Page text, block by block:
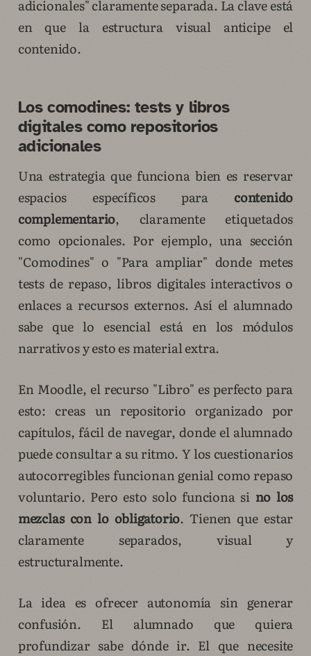
adicionales" claramente separada. La clave está
en que la estructura visual anticipe el
contenido.
Los comodines: tests y libros
digitales como repositorios
adicionales
Una estrategia que funciona bien es reservar
espacios específicos para contenido
complementario, claramente etiquetados
como opcionales. Por ejemplo, una sección
"Comodines" o "Para ampliar" donde metes
tests de repaso, libros digitales interactivos o
enlaces a recursos externos. Así el alumnado
sabe que lo esencial está en los módulos
narrativos y esto es material extra.
En Moodle, el recurso "Libro" es perfecto para
esto: creas un repositorio organizado por
capítulos, fácil de navegar, donde el alumnado
puede consultar a su ritmo. Y los cuestionarios
autocorregibles funcionan genial como repaso
voluntario. Pero esto solo funciona si no los
mezclas con lo obligatorio. Tienen que estar
claramente separados, visual y
estructuralmente.
La idea es ofrecer autonomía sin generar
confusión. El alumnado que quiera
profundizar sabe dónde ir. El que necesite